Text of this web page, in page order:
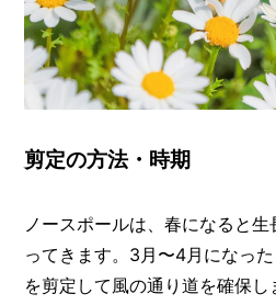
剪定の方法・時期
ノースポールは、春になると
ってきます。3月〜4月になっ
を剪定して風の通り道を確保し